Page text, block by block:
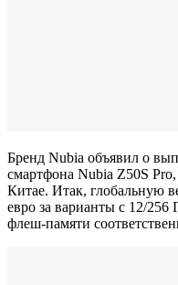
Бренд Nubia объявил о
смартфона Nubia Z50S
Китае. Итак, глобальную
евро за варианты с 12/
флеш-памяти